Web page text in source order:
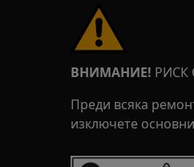
ВНИМАНИЕ! РИСК
Преди всяка
изключете